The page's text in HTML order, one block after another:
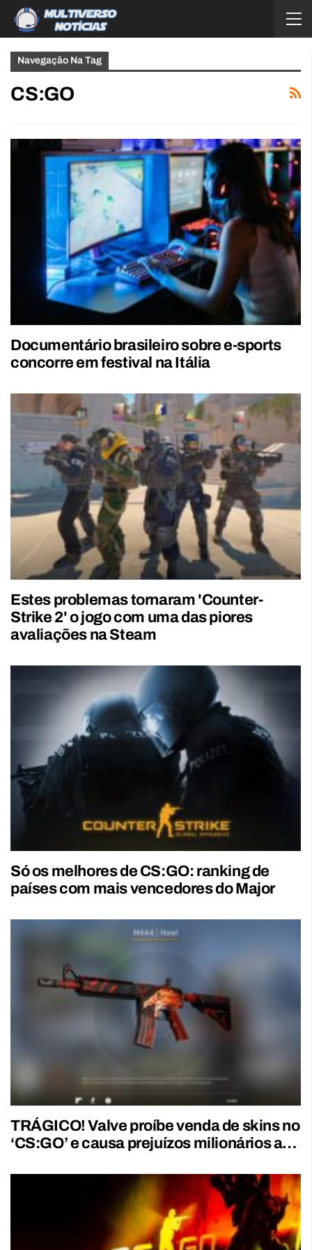
Navegação Na Tag
CS:GO
Documentário brasileiro sobre e-sports
concorre em festival na Itália
Estes problemas tornaram 'Counter-
Strike 2' o jogo com uma das piores
avaliações na Steam
Só os melhores de CS:GO: ranking de
países com mais vencedores do Major
TRÁGICO! Valve proíbe venda de skins no
‘CS:GO’ e causa prejuízos milionários a…